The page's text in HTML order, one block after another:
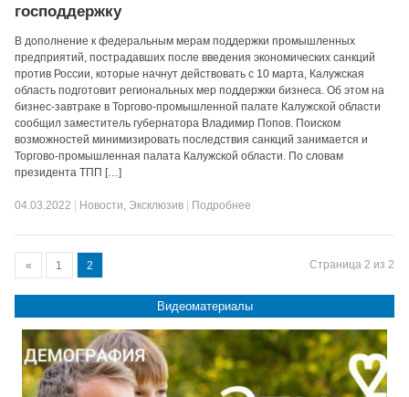
господдержку
В дополнение к федеральным мерам поддержки промышленных
предприятий, пострадавших после введения экономических санкций
против России, которые начнут действовать с 10 марта, Калужская
область подготовит региональных мер поддержки бизнеса. Об этом на
бизнес-завтраке в Торгово-промышленной палате Калужской области
сообщил заместитель губернатора Владимир Попов. Поиском
возможностей минимизировать последствия санкций занимается и
Торгово-промышленная палата Калужской области. По словам
президента ТПП […]
04.03.2022 Новости, Эксклюзив Подробнее
Страница 2 из 2
« 1 2
Видеоматериалы